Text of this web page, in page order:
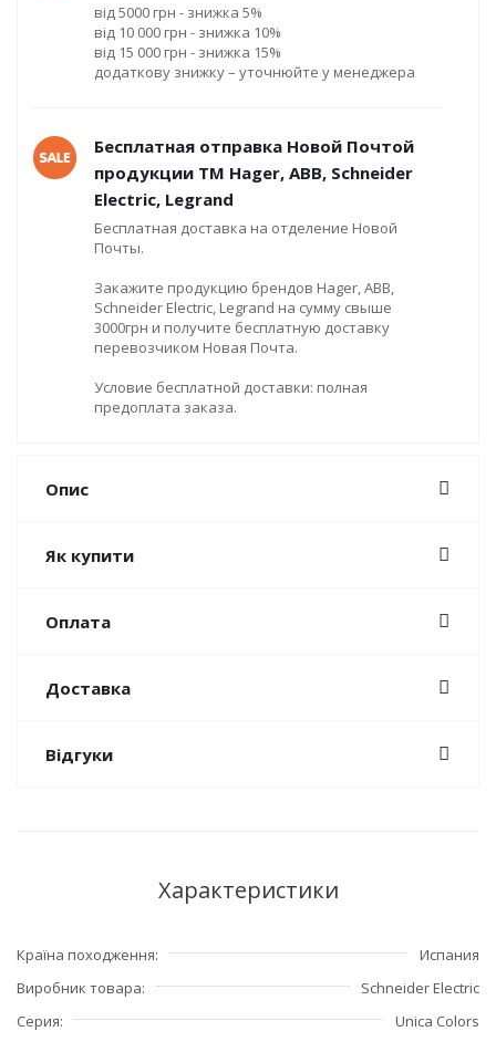
від 5000 грн - знижка 5%
від 10 000 грн - знижка 10%
від 15 000 грн - знижка 15%
додаткову знижку – уточнюйте у менеджера
Бесплатная отправка Новой Почтой
продукции ТМ Hager, ABB, Schneider
Electric, Legrand
Бесплатная доставка на отделение Новой
Почты.
Закажите продукцию брендов Hager, ABB,
Schneider Electric, Legrand на сумму свыше
3000грн и получите бесплатную доставку
перевозчиком Новая Почта.
Условие бесплатной доставки: полная
предоплата заказа.
Опис
Як купити
Оплата
Доставка
Відгуки
Характеристики
Країна походження
Испания
Виробник товара
Schneider Electric
Серия
Unica Colors